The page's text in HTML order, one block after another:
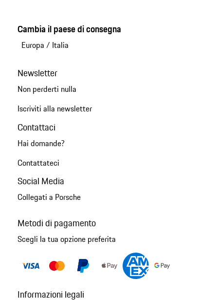
Cambia il paese di consegna
Europa / Italia
Newsletter
Non perderti nulla
Iscriviti alla newsletter
Contattaci
Hai domande?
Contattateci
Social Media
Collegati a Porsche
Metodi di pagamento
Scegli la tua opzione preferita
Informazioni legali